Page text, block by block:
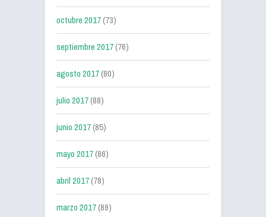
octubre 2017(73)
septiembre 2017(76)
agosto 2017(80)
julio 2017(88)
junio 2017(85)
mayo 2017(86)
abril 2017(78)
marzo 2017(89)